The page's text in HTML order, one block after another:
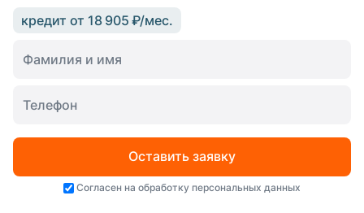
кредит от 18 905 ₽/мес.
Оставить заявку
Согласен на обработку персональных данных